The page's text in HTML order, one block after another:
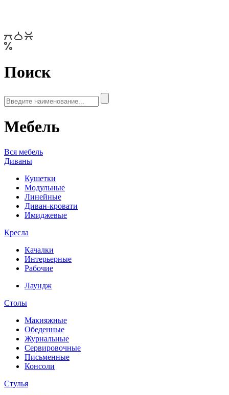
Поиск
Мебель
Вся мебель
Диваны
Кушетки
Модульные
Линейные
Диван-кровати
Имиджевые
Кресла
Качалки
Интерьерные
Рабочие
Лаундж
Столы
Макияжные
Обеденные
Журнальные
Сервировочные
Письменные
Консоли
Стулья